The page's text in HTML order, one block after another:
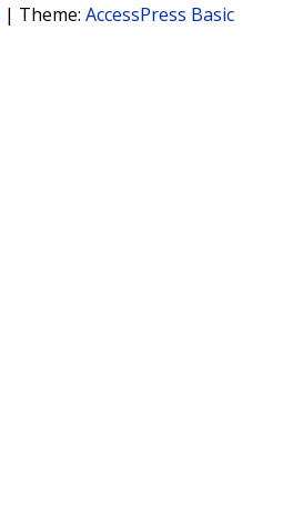
| Theme: AccessPress Basic